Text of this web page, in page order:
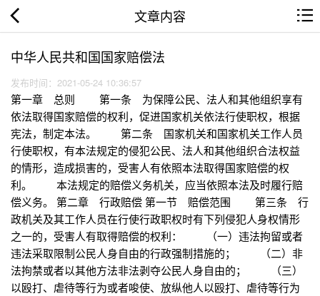
文章内容
中华人民共和国国家赔偿法
发布时间：2021-05-24 10:36:57
第一章 总则 第一条 为保障公民、法人和其他组织享有
依法取得国家赔偿的权利，促进国家机关依法行使职权，根据
宪法，制定本法。 第二条 国家机关和国家机关工作人员
行使职权，有本法规定的侵犯公民、法人和其他组织合法权益
的情形，造成损害的，受害人有依照本法取得国家赔偿的权
利。 本法规定的赔偿义务机关，应当依照本法及时履行赔
偿义务。 第二章 行政赔偿 第一节 赔偿范围 第三条 行
政机关及其工作人员在行使行政职权时有下列侵犯人身权情形
之一的，受害人有取得赔偿的权利： （一）违法拘留或者
违法采取限制公民人身自由的行政强制措施的； （二）非
法拘禁或者以其他方法非法剥夺公民人身自由的； （三）
以殴打、虐待等行为或者唆使、放纵他人以殴打、虐待等行为